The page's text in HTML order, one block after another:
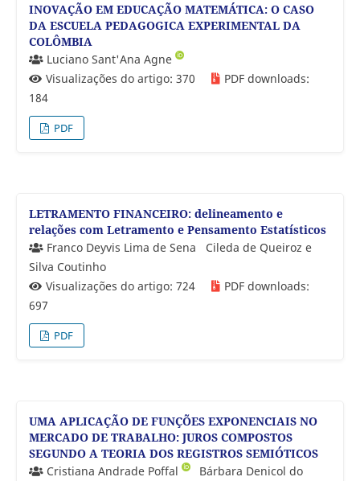
INOVAÇÃO EM EDUCAÇÃO MATEMÁTICA: O CASO
DA ESCUELA PEDAGOGICA EXPERIMENTAL DA
COLÔMBIA
Luciano Sant'Ana Agne
Visualizações do artigo: 370
PDF downloads:
184
PDF
LETRAMENTO FINANCEIRO: delineamento e
relações com Letramento e Pensamento Estatísticos
Franco Deyvis Lima de Sena Cileda de Queiroz e
Silva Coutinho
Visualizações do artigo: 724
PDF downloads:
697
PDF
UMA APLICAÇÃO DE FUNÇÕES EXPONENCIAIS NO
MERCADO DE TRABALHO: JUROS COMPOSTOS
SEGUNDO A TEORIA DOS REGISTROS SEMIÓTICOS
Cristiana Andrade Poffal
Bárbara Denicol do